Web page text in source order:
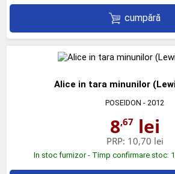
cumpără
Alice in tara minunilor
POSEIDON - 2012
8,67lei
PRP: 10,70 lei
In stoc furnizor - Timp confirmare stoc: